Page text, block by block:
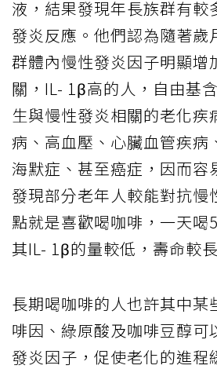
液，結果發現年長族群有較
發炎反應。他們認為隨著歲
群體內慢性發炎因子明顯增
關，IL- 1β高的人，自由基
生與慢性發炎相關的老化疾
病、高血壓、心臟血管疾病
海默症、甚至癌症，因而容
發現部分老年人較能對抗慢
點就是喜歡喝咖啡，一天喝
其IL- 1β的量較低，壽命較長
長期喝咖啡的人也許其中某
啡因、綠原酸及咖啡豆醇可
發炎因子，促使老化的進程